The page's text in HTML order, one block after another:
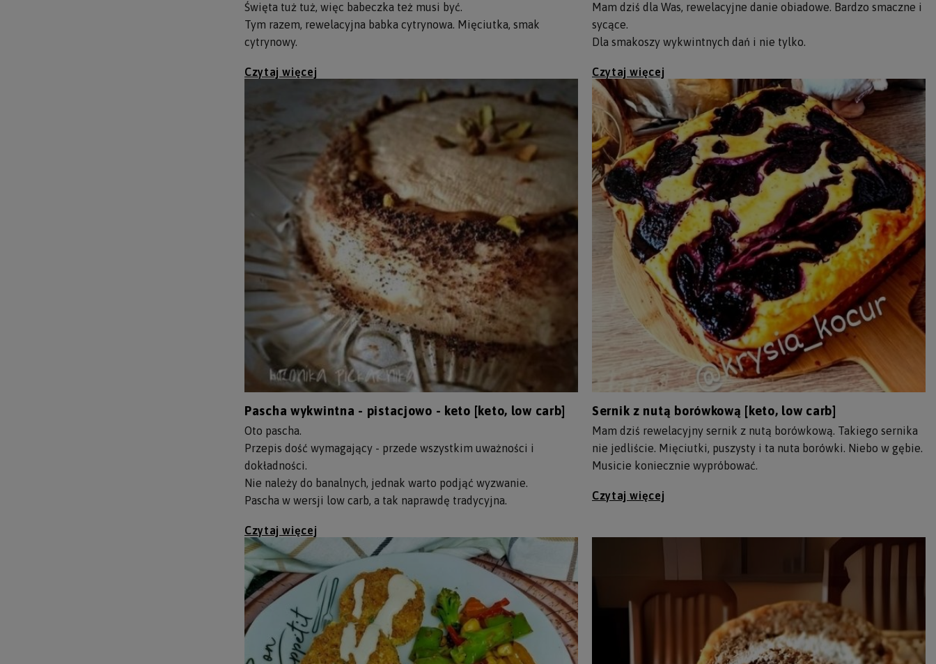
Święta tuż tuż, więc babeczka też musi być.
Tym razem, rewelacyjna babka cytrynowa. Mięciutka, smak
cytrynowy.
Czytaj więcej
Mam dziś dla Was, rewelacyjne danie obiadowe. Bardzo smaczne i
sycące.
Dla smakoszy wykwintnych dań i nie tylko.
Czytaj więcej
Pascha wykwintna - pistacjowo - keto [keto, low carb]
Oto pascha.
Przepis dość wymagający - przede wszystkim uważności i
dokładności.
Nie należy do banalnych, jednak warto podjąć wyzwanie.
Pascha w wersji low carb, a tak naprawdę tradycyjna.
Czytaj więcej
Sernik z nutą borówkową [keto, low carb]
Mam dziś rewelacyjny sernik z nutą borówkową. Takiego sernika
nie jedliście. Mięciutki, puszysty i ta nuta borówki. Niebo w gębie.
Musicie koniecznie wypróbować.
Czytaj więcej